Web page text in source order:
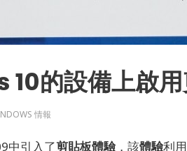
的設備上啟用
情報
中引入了剪貼板體驗，該體驗利